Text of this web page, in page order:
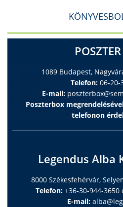
1089 Budapest,
Telefon: 06-20-
E-mail:
Poszterbox
telefonon
Legendus Alba
8000 Székesfehérvár,
Telefon: +36-30-944-3650
E-mail: